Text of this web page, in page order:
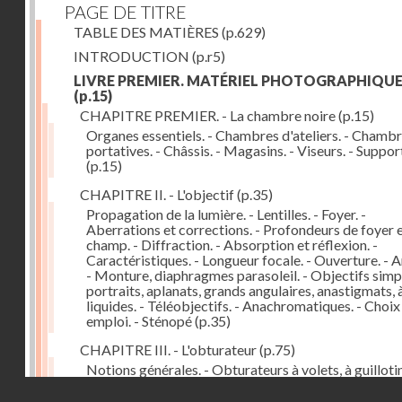
PAGE DE TITRE
TABLE DES MATIÈRES (p.629)
INTRODUCTION (p.r5)
LIVRE PREMIER. MATÉRIEL PHOTOGRAPHIQUE
(p.15)
CHAPITRE PREMIER. - La chambre noire(p.15)
Organes essentiels. - Chambres d'ateliers. -
portatives. - Châssis. - Magasins. - Viseurs. -
(p.15)
CHAPITRE II. - L'objectif(p.35)
Propagation de la lumière. - Lentilles. - Foyer. -
Aberrations et corrections. - Profondeurs de foyer
champ. - Diffraction. - Absorption et réflexion. -
Caractéristiques. - Longueur focale. - Ouverture. -
- Monture, diaphragmes parasoleil. - Objectifs
portraits, aplanats, grands angulaires, anastigmats,
liquides. - Téléobjectifs. - Anachromatiques. -
emploi. - Sténopé(p.35)
CHAPITRE III. - L'obturateur(p.75)
Notions générales. - Obturateurs à volets, à